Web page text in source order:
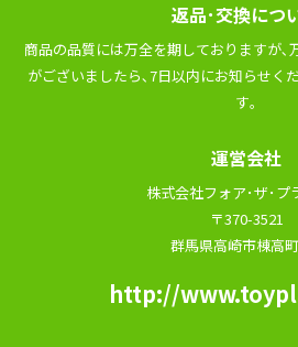
返品･交換につ
商品の品質には万全を期しておりますが､
がございましたら､7⽇以内にお知らせく
す｡
運営会社
株式会社フォア･ザ･プ
〒370-3521
群馬県高崎市棟高
http://